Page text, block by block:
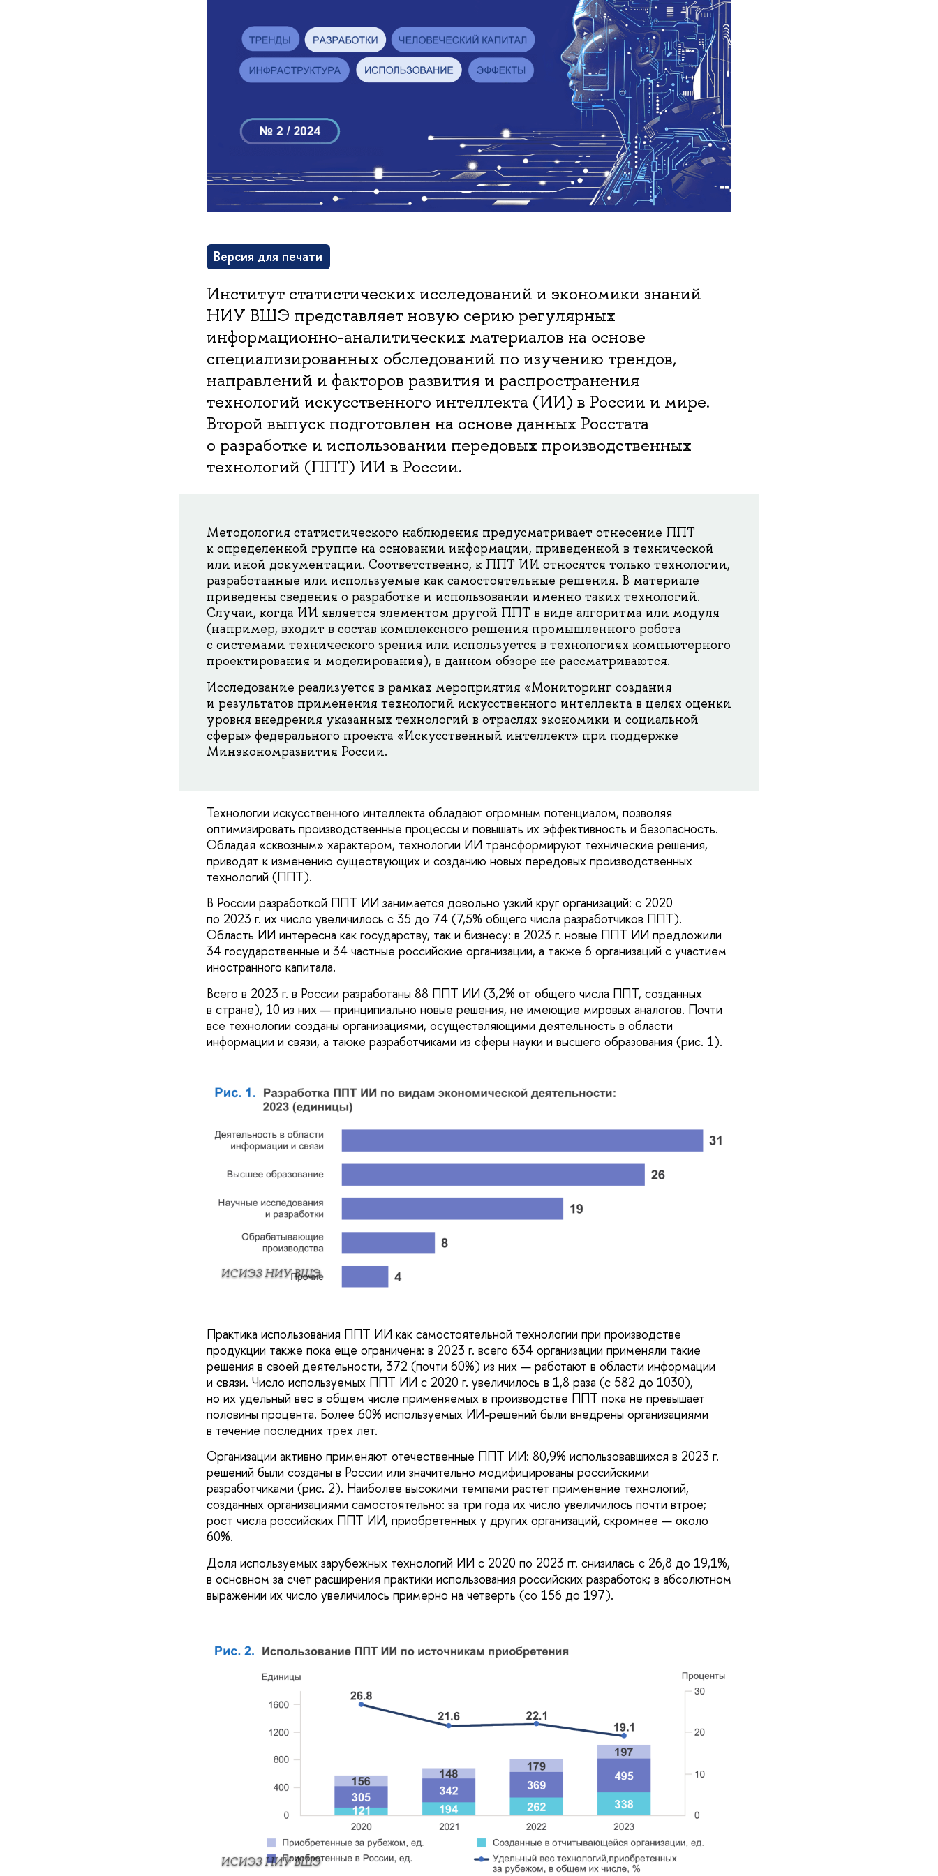
Версия для печати
Институт статистических исследований и экономики знаний
НИУ ВШЭ представляет новую серию регулярных
информационно-аналитических материалов на основе
специализированных обследований по изучению трендов,
направлений и факторов развития и распространения
технологий искусственного интеллекта (ИИ) в России и мире.
Второй выпуск подготовлен на основе данных Росстата
о разработке и использовании передовых производственных
технологий (ППТ) ИИ в России.
Методология статистического наблюдения предусматривает отнесение ППТ
к определенной группе на основании информации, приведенной в технической
или иной документации. Соответственно, к ППТ ИИ относятся только технологии,
разработанные или используемые как самостоятельные решения. В материале
приведены сведения о разработке и использовании именно таких технологий.
Случаи, когда ИИ является элементом другой ППТ в виде алгоритма или модуля
(например, входит в состав комплексного решения промышленного робота
с системами технического зрения или используется в технологиях компьютерного
проектирования и моделирования), в данном обзоре не рассматриваются.
Исследование реализуется в рамках мероприятия «Мониторинг создания
и результатов применения технологий искусственного интеллекта в целях оценки
уровня внедрения указанных технологий в отраслях экономики и социальной
сферы» федерального проекта «Искусственный интеллект» при поддержке
Минэкономразвития России.
Технологии искусственного интеллекта обладают огромным потенциалом, позволяя
оптимизировать производственные процессы и повышать их эффективность и безопасность.
Обладая «сквозным» характером, технологии ИИ трансформируют технические решения,
приводят к изменению существующих и созданию новых передовых производственных
технологий (ППТ).
В России разработкой ППТ ИИ занимается довольно узкий круг организаций: с 2020
по 2023 г. их число увеличилось с 35 до 74 (7,5% общего числа разработчиков ППТ).
Область ИИ интересна как государству, так и бизнесу: в 2023 г. новые ППТ ИИ предложили
34 государственные и 34 частные российские организации, а также 6 организаций с участием
иностранного капитала.
Всего в 2023 г. в России разработаны 88 ППТ ИИ (3,2% от общего числа ППТ, созданных
в стране), 10 из них — принципиально новые решения, не имеющие мировых аналогов. Почти
все технологии созданы организациями, осуществляющими деятельность в области
информации и связи, а также разработчиками из сферы науки и высшего образования (рис. 1).
ИСИЭЗ НИУ ВШЭ
Практика использования ППТ ИИ как самостоятельной технологии при производстве
продукции также пока еще ограничена: в 2023 г. всего 634 организации применяли такие
решения в своей деятельности, 372 (почти 60%) из них — работают в области информации
и связи. Число используемых ППТ ИИ с 2020 г. увеличилось в 1,8 раза (с 582 до 1030),
но их удельный вес в общем числе применяемых в производстве ППТ пока не превышает
половины процента. Более 60% используемых ИИ-решений были внедрены организациями
в течение последних трех лет.
Организации активно применяют отечественные ППТ ИИ: 80,9% использовавшихся в 2023 г.
решений были созданы в России или значительно модифицированы российскими
разработчиками (рис. 2). Наиболее высокими темпами растет применение технологий,
созданных организациями самостоятельно: за три года их число увеличилось почти втрое;
рост числа российских ППТ ИИ, приобретенных у других организаций, скромнее — около
60%.
Доля используемых зарубежных технологий ИИ с 2020 по 2023 гг. снизилась с 26,8 до 19,1%,
в основном за счет расширения практики использования российских разработок; в абсолютном
выражении их число увеличилось примерно на четверть (со 156 до 197).
ИСИЭЗ НИУ ВШЭ